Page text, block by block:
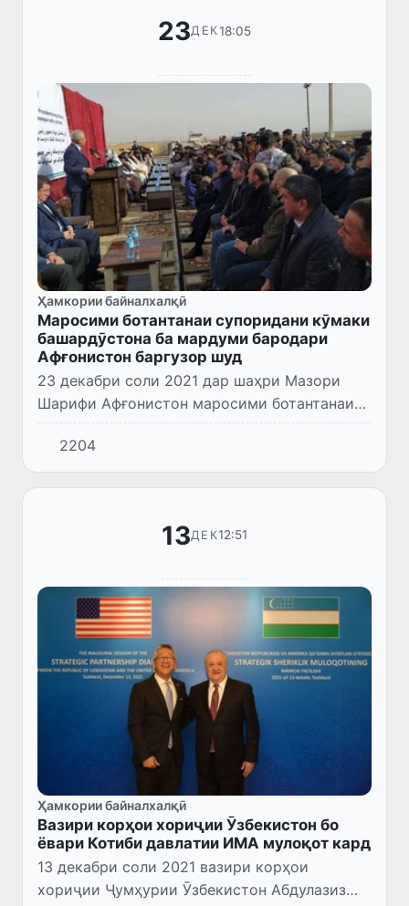
23ДЕК18:05
Ҳамкории байналхалқӣ
Маросими ботантанаи супоридани кӯмаки
башардӯстона ба мардуми бародари
Афғонистон баргузор шуд
23 декабри соли 2021 дар шаҳри Мазори
Шарифи Афғонистон маросими ботантанаи
супурдани бори башардӯстонаи Ҷумҳурии
Ӯзбекистон ба халқи бародари Афғонистон
баргузор шуд.
2204
13ДЕК12:51
Ҳамкории байналхалқӣ
Вазири корҳои хориҷии Ӯзбекистон бо
ёвари Котиби давлатии ИМА мулоқот кард
13 декабри соли 2021 вазири корҳои
хориҷии Ҷумҳурии Ӯзбекистон Абдулазиз